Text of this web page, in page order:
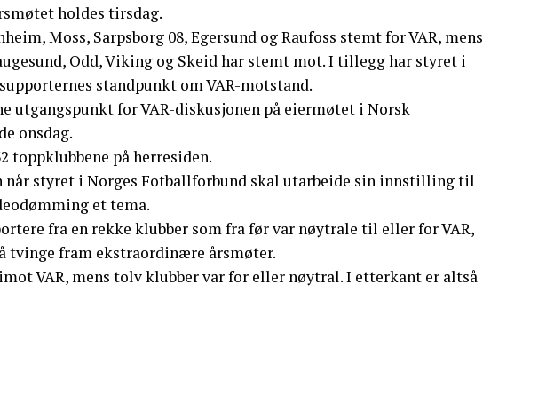
holdes tirsdag.
Moss, Sarpsborg 08, Egersund og Raufoss stemt for VAR, mens
Odd, Viking og Skeid har stemt mot. I tillegg har styret i
standpunkt om VAR-motstand.
utgangspunkt for VAR-diskusjonen på eiermøtet i Norsk
onsdag.
toppklubbene på herresiden.
styret i Norges Fotballforbund skal utarbeide sin innstilling til
et tema.
fra en rekke klubber som fra før var nøytrale til eller for VAR,
tvinge fram ekstraordinære årsmøter.
VAR, mens tolv klubber var for eller nøytral. I etterkant er altså